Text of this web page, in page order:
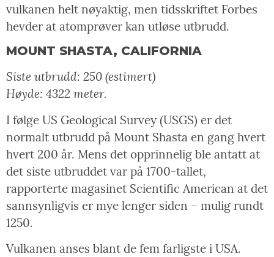
vulkanen helt nøyaktig, men tidsskriftet Forbes
hevder at atomprøver kan utløse utbrudd.
MOUNT SHASTA, CALIFORNIA
Siste utbrudd: 250 (estimert)
Høyde: 4322 meter.
I følge US Geological Survey (USGS) er det
normalt utbrudd på Mount Shasta en gang hvert
hvert 200 år. Mens det opprinnelig ble antatt at
det siste utbruddet var på 1700-tallet,
rapporterte magasinet Scientific American at det
sannsynligvis er mye lenger siden – mulig rundt
1250.
Vulkanen anses blant de fem farligste i USA.